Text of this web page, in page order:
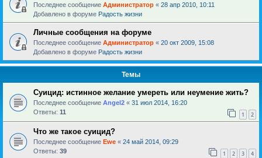
Последнее сообщение Администратор « 28 апр 2010, 10:11
Добавлено в форуме Радость жизни
Личные сообщения на форуме
Последнее сообщение Администратор « 20 окт 2009, 15:08
Добавлено в форуме Радость жизни
Темы
Суицид: истинное желание умереть или неумение жить?
Последнее сообщение Angel2 « 31 июл 2014, 16:20
Ответы: 11 1 2
Что же такое суицид?
Последнее сообщение Ewe « 24 май 2014, 09:29
Ответы: 39 1 2 3 4